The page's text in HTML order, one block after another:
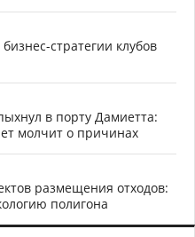
стратегии клубов
в порту Дамиетта:
молчит о причинах
размещения отходов:
полигона